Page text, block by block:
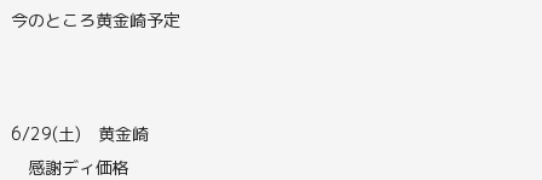
今のところ黄金崎予定
6/29(土) 黄金崎
感謝ディ価格